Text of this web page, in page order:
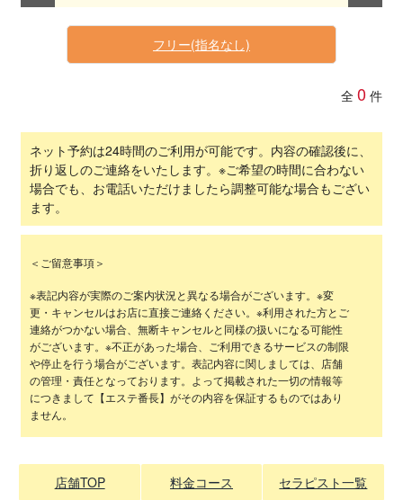
フリー(指名なし)
全 0 件
ネット予約は24時間のご利用が可能です。内容の確認後に、
折り返しのご連絡をいたします。※ご希望の時間に合わない
場合でも、お電話いただけましたら調整可能な場合もござい
ます。
＜ご留意事項＞
※表記内容が実際のご案内状況と異なる場合がございます。※変
更・キャンセルはお店に直接ご連絡ください。※利用された方とご
連絡がつかない場合、無断キャンセルと同様の扱いになる可能性
がございます。※不正があった場合、ご利用できるサービスの制限
や停止を行う場合がございます。表記内容に関しましては、店舗
の管理・責任となっております。よって掲載された一切の情報等
につきまして【エステ番長】がその内容を保証するものではあり
ません。
店舗TOP 料金コース セラピスト一覧